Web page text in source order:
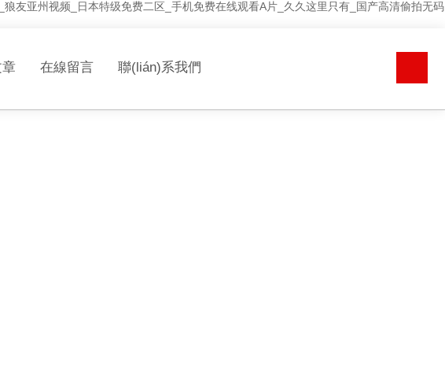
友亚州视频_日本特级免费二区_手机免费在线观看A片_久久这里只有_国产高清偷拍无码
在線留言 聯(lián)系我們